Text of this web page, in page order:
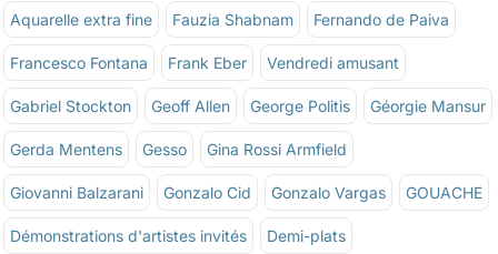
Aquarelle extra fine Fauzia Shabnam Fernando de Paiva
Francesco Fontana Frank Eber Vendredi amusant
Gabriel Stockton Geoff Allen George Politis Géorgie Mansur
Gerda Mentens Gesso Gina Rossi Armfield
Giovanni Balzarani Gonzalo Cid Gonzalo Vargas GOUACHE
Démonstrations d'artistes invités Demi-plats